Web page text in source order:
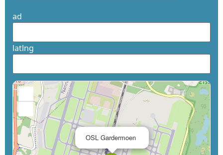
ad
latlng
OSL Gardermoen